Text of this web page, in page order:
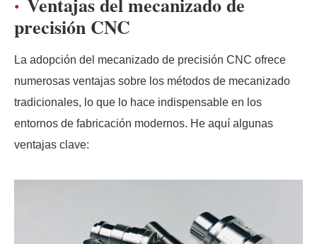
precisión CNC
La adopción del mecanizado de precisión CNC ofrece
numerosas ventajas sobre los métodos de mecanizado
tradicionales, lo que lo hace indispensable en los
entornos de fabricación modernos. He aquí algunas
ventajas clave: